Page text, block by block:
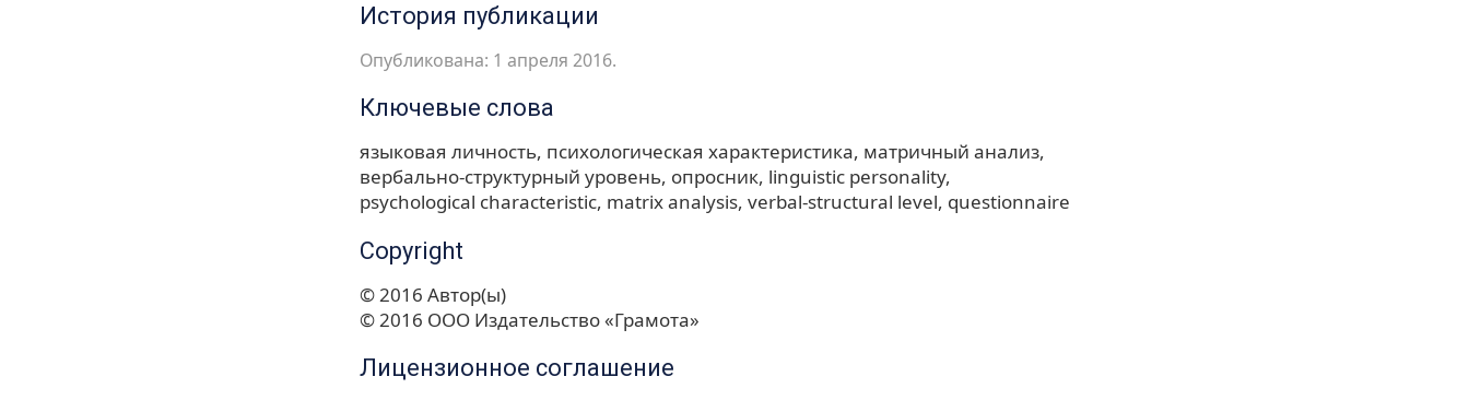
История публикации
Опубликована: 1 апреля 2016.
Ключевые слова
языковая личность психологическая характеристика матричный анализ
вербально-структурный уровень опросник linguistic personality
psychological characteristic matrix analysis verbal-structural level questionnaire
Copyright
© 2016 Автор(ы)
© 2016 ООО Издательство «Грамота»
Лицензионное соглашение